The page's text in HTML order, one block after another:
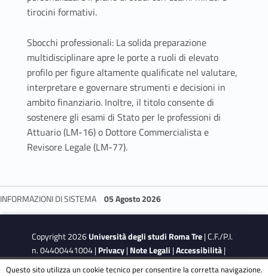
tirocini formativi.
Sbocchi professionali: La solida preparazione
multidisciplinare apre le porte a ruoli di elevato
profilo per figure altamente qualificate nel valutare,
interpretare e governare strumenti e decisioni in
ambito finanziario. Inoltre, il titolo consente di
sostenere gli esami di Stato per le professioni di
Attuario (LM-16) o Dottore Commercialista e
Revisore Legale (LM-77).
INFORMAZIONI DI SISTEMA 05 Agosto 2026
Copyright 2026Università degli studi Roma Tre| C.F./P.I.
n. 04400441004 |Privacy|Note Legali |Accessibilità|
Obiettivi di accessibilità
| Dichiarazione di accessibilità
Questo sito utilizza un cookie tecnico per consentire la corretta navigazione.